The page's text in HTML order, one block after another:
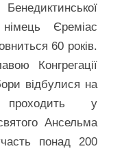
Єреміас
60 років.
Конгрегації
відбулися на
у
Ансельма
понад 200